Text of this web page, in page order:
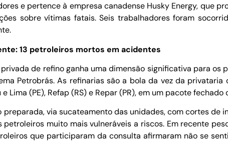
e pertence à empresa canadense Husky Energy, que
sobre vítimas fatais. Seis trabalhadores foram
13 petroleiros mortos em acidentes
de refino ganha uma dimensão significativa para
Petrobrás. As refinarias são a bola da vez da
Lima (PE), Refap (RS) e Repar (PR), em um pacote
preparada, via sucateamento das unidades, com cortes
petroleiros muito mais vulneráveis a riscos. Em recente
que participaram da consulta afirmaram não se